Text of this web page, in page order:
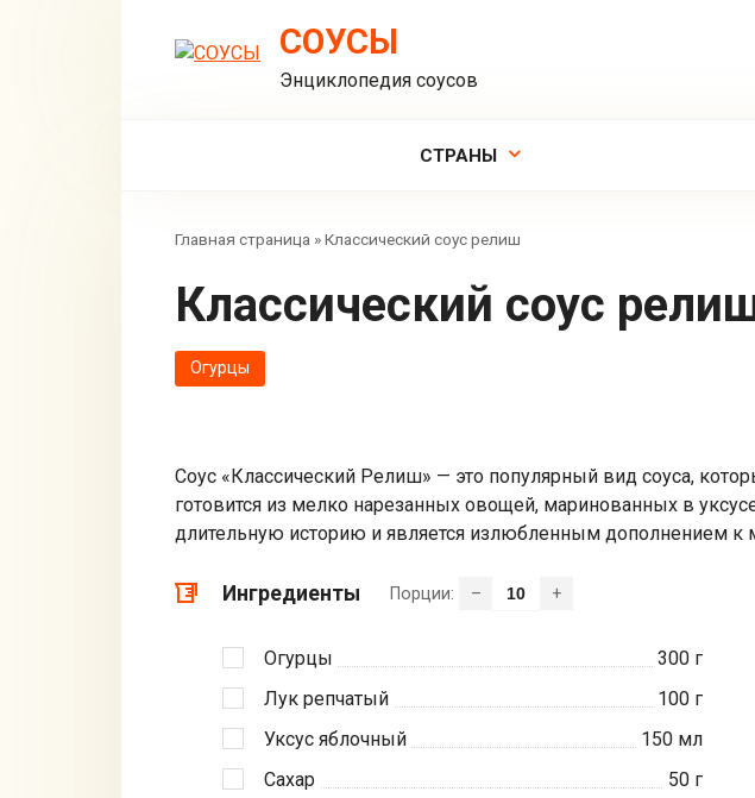
СОУСЫ
Энциклопедия соусов
СТРАНЫ
Главная страница »Классический соус релиш
Классический соус
Огурцы
Соус «Классический Релиш» — это популярный вид соуса,
готовится из мелко нарезанных овощей, маринованных в
длительную историю и является излюбленным дополнением
Ингредиенты Порции: – +
Огурцы 300г
Лук репчатый
100г
Уксус яблочный
150мл
Сахар
50г